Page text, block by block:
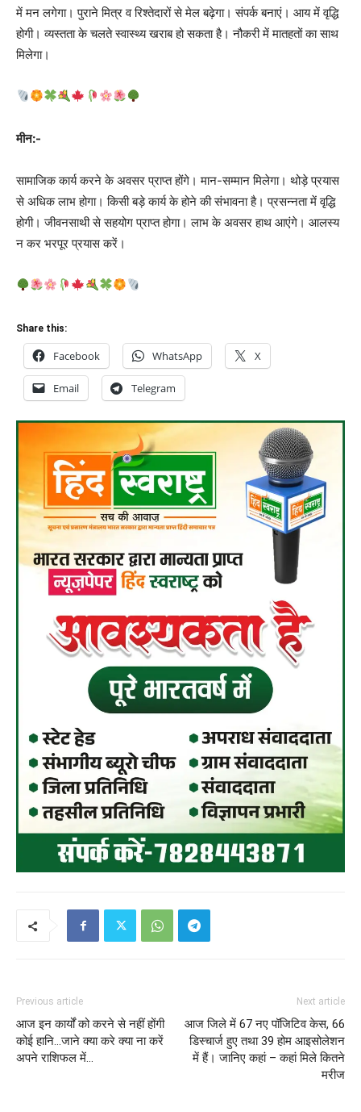
में मन लगेगा। पुराने मित्र व रिश्तेदारों से मेल बढ़ेगा। संपर्क बनाएं। आय में वृद्धि
होगी। व्यस्तता के चलते स्वास्थ्‍य खराब हो सकता है। नौकरी में मातहतों का साथ
मिलेगा।
मीन:-
सामाजिक कार्य करने के अवसर प्राप्त होंगे। मान-सम्मान मिलेगा। थोड़े प्रयास
से अधिक लाभ होगा। किसी बड़े कार्य के होने की संभावना है। प्रसन्नता में वृद्धि
होगी। जीवनसाथी से सहयोग प्राप्त होगा। लाभ के अवसर हाथ आएंगे। आलस्य
न कर भरपूर प्रयास करें।
Share this:
Facebook WhatsApp X
Email Telegram
Previous article
आज इन कार्यों को करने से नहीं होंगी
कोई हानि…जाने क्या करे क्या ना करें
अपने राशिफल में…
Next article
आज जिले में 67 नए पॉजिटिव केस, 66
डिस्चार्ज हुए तथा 39 होम आइसोलेशन
में हैं। जानिए कहां – कहां मिले कितने
मरीज